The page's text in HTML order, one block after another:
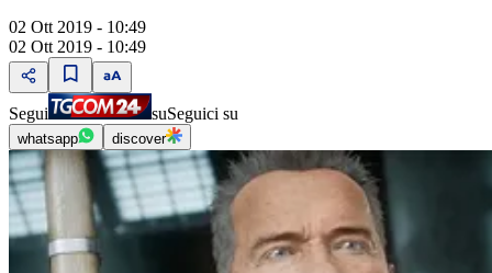
02 Ott 2019 - 10:49
02 Ott 2019 - 10:49
Segui suSeguici su
whatsapp discover